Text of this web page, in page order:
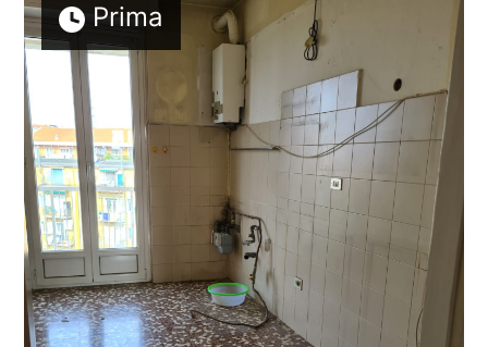
Prima